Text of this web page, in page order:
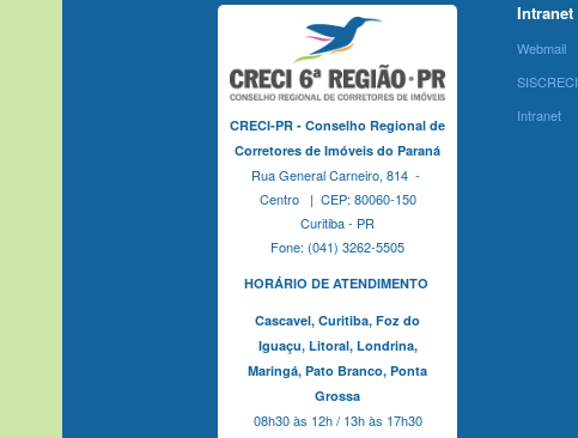
CRECI-PR - Conselho Regional de
Corretores de Imóveis do Paraná
Rua General Carneiro, 814 -
Centro | CEP: 80060-150
Curitiba - PR
Fone: (041) 3262-5505
HORÁRIO DE ATENDIMENTO
Cascavel, Curitiba, Foz do
Iguaçu, Litoral, Londrina,
Maringá, Pato Branco, Ponta
Grossa
08h30 às 12h / 13h às 17h30
Intranet
Webmail
SISCRECI
Intranet